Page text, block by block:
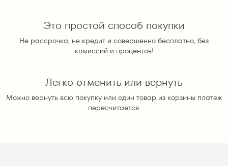
Это простой способ покупки
Не рассрочка, не кредит и совершенно бесплатно, без
комиссий и процентов!
Легко отменить или вернуть
Можно вернуть всю покупку или один товар из корзины платеж
пересчитается.